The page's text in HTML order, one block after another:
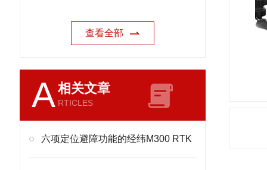
查看全部
A相关文章
RTICLES
六项定位避障功能的经纬M300 RTK